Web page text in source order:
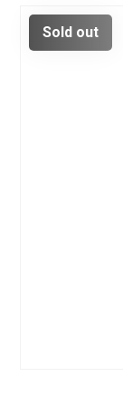
Sold out